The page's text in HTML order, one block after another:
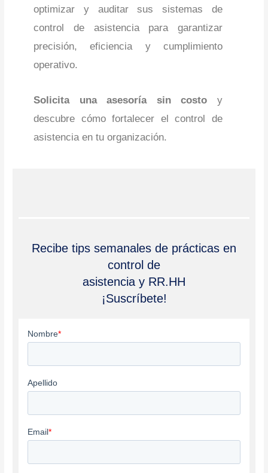
optimizar y auditar sus sistemas de
control de asistencia para garantizar
precisión, eficiencia y cumplimiento
operativo.
Solicita una asesoría sin costo y
descubre cómo fortalecer el control de
asistencia en tu organización.
Recibe tips semanales de prácticas en
control de
asistencia y RR.HH
¡Suscríbete!